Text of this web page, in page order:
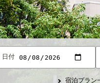
日付
宿泊プラン